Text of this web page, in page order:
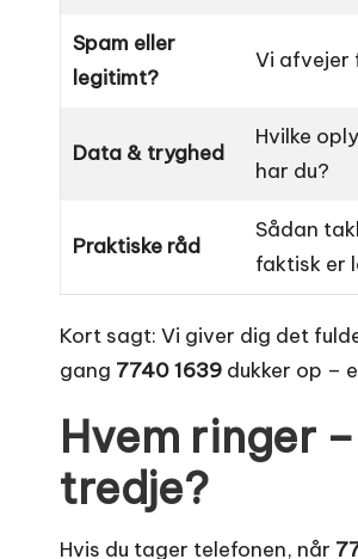
Spam eller
legitimt?
Vi afvejer
Data & tryghed
Hvilke
har du?
Praktiske råd
Sådan
faktisk er
Kort sagt: Vi giver dig det
gang 7740 1639 dukker op –
Hvem ringer
tredje?
Hvis du tager telefonen, når